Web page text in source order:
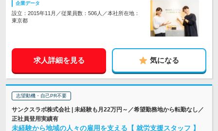
企業データ
設立：2015年11月／従業員数：506人／本社所在地：
東京都
求人詳細を見る 気になる
志望動機・自己PR不要
サンクスラボ株式会社 | 未経験も月22万円～／希望勤務地から転勤なし／
正社員登用実績有
未経験から地域の人々の雇用を支える【 就労支援スタッフ 】